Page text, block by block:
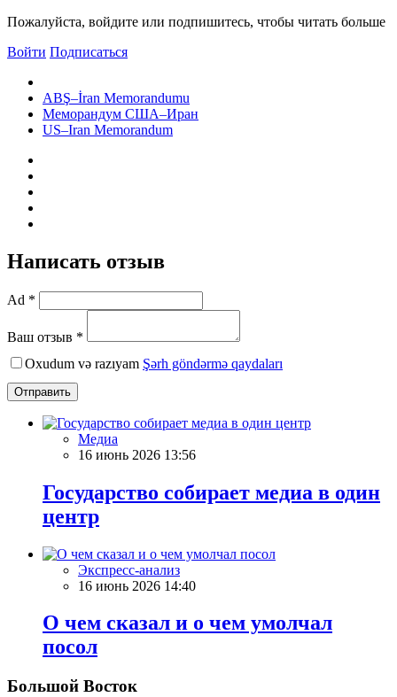
Пожалуйста, войдите или подпишитесь, чтобы читать больше
Войти Подписаться
ABŞ–İran Memorandumu
Меморандум США–Иран
US–Iran Memorandum
Написать отзыв
Ad *
Ваш отзыв *
Oxudum və razıyam Şərh göndərmə qaydaları
Отправить
Медиа
16 июнь 2026 13:56
Государство собирает медиа в один
центр
Экспресс-анализ
16 июнь 2026 14:40
О чем сказал и о чем умолчал
посол
Большой Восток